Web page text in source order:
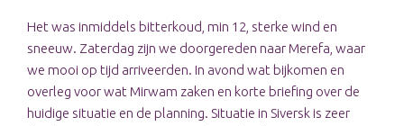
Het was inmiddels bitterkoud, min 12, sterke wind en
sneeuw. Zaterdag zijn we doorgereden naar Merefa, waar
we mooi op tijd arriveerden. In avond wat bijkomen en
overleg voor wat Mirwam zaken en korte briefing over de
huidige situatie en de planning. Situatie in Siversk is zeer